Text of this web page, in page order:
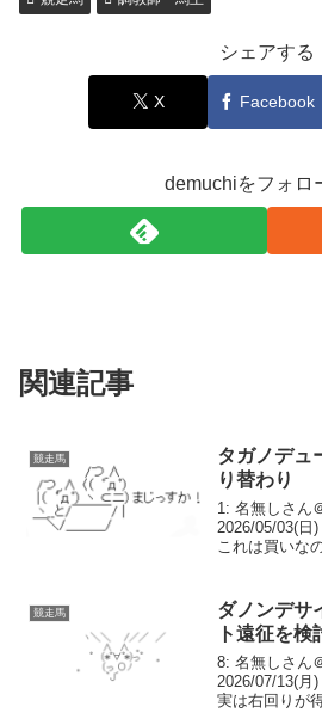
シェアする
X Facebook
demuchiをフォロ
関連記事
競走馬
タガノデュ
り替わり
1: 名無しさん
2026/05/03(日
これは買いな
競走馬
ダノンデサ
ト遠征を検
8: 名無しさん
2026/07/13(月
実は右回りが